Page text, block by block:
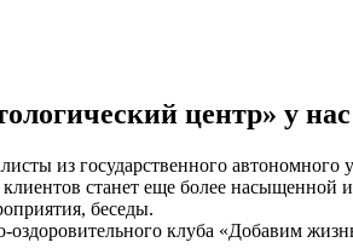
центр» у нас
из государственного
станет еще более
беседы.
оздоровительного клуба «Добавим